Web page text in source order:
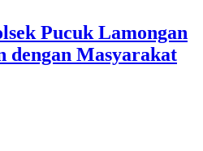
Pucuk Lamongan
dengan Masyarakat